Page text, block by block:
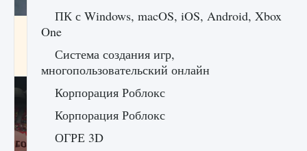
Все новые функции в режиме карьеры EA
FC 25
9 августа 2024 2 096
ПК с Windows, macOS, iOS, Android, Xbox
One
Система создания игр,
многопользовательский онлайн
Корпорация Роблокс
Корпорация Роблокс
ОГРЕ 3D